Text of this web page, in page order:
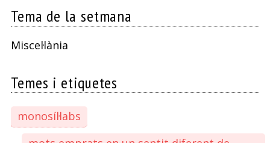
Tema de la setmana
Miscel·lània
Temes i etiquetes
monosíl·labs